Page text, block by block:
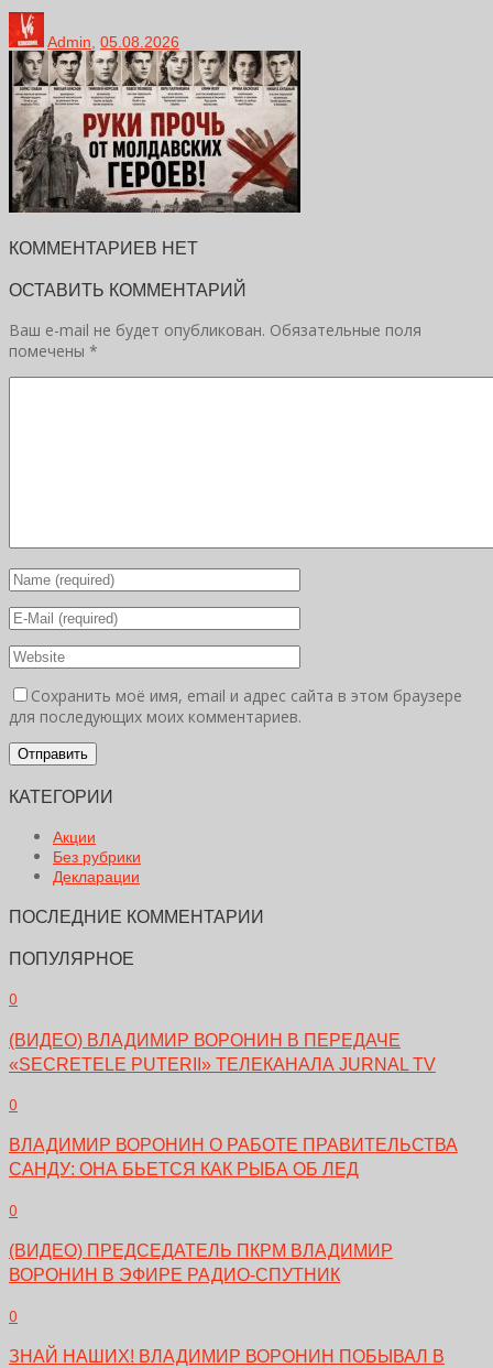
Admin, 05.08.2026
КОММЕНТАРИЕВ НЕТ
ОСТАВИТЬ КОММЕНТАРИЙ
Ваш e-mail не будет опубликован. Обязательные поля
помечены *
Сохранить моё имя, email и адрес сайта в этом браузере
для последующих моих комментариев.
КАТЕГОРИИ
Акции
Без рубрики
Декларации
ПОСЛЕДНИЕ КОММЕНТАРИИ
ПОПУЛЯРНОЕ
0
(ВИДЕО) ВЛАДИМИР ВОРОНИН В ПЕРЕДАЧЕ
«SECRETELE PUTERII» ТЕЛЕКАНАЛА JURNAL TV
0
ВЛАДИМИР ВОРОНИН О РАБОТЕ ПРАВИТЕЛЬСТВА
САНДУ: ОНА БЬЕТСЯ КАК РЫБА ОБ ЛЕД
0
(ВИДЕО) ПРЕДСЕДАТЕЛЬ ПКРМ ВЛАДИМИР
ВОРОНИН В ЭФИРЕ РАДИО-СПУТНИК
0
ЗНАЙ НАШИХ! ВЛАДИМИР ВОРОНИН ПОБЫВАЛ В